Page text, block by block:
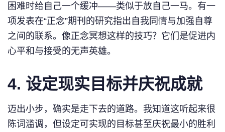
困难时给自己一个缓冲——类似于放自己一马。有一
项发表在“正念”期刊的研究指出自我同情与加强自尊
之间的联系。像正念冥想这样的技巧？它们是促进内
心平和与接受的无声英雄。
4. 设定现实目标并庆祝成就
迈出小步，确实是走下去的道路。我知道这听起来很
陈词滥调，但设定可实现的目标甚至庆祝最小的胜利